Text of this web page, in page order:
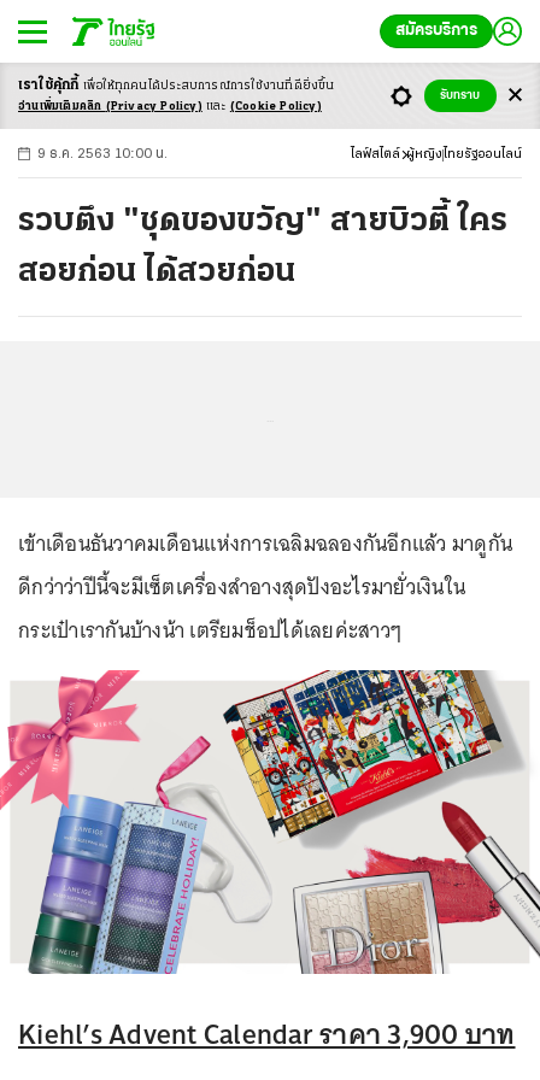
สมัครบริการ
-ก ก ก+
9 ธ.ค. 2563 10:00 น. ไลฟ์สไตล์ ผู้หญิง ไทยรัฐออนไลน์
รวบตึง "ชุดของขวัญ" สายบิวตี้ ใคร
สอยก่อน ได้สวยก่อน
เข้าเดือนธันวาคมเดือนแห่งการเฉลิมฉลองกันอีกแล้ว มาดูกัน
ดีกว่าว่าปีนี้จะมีเซ็ตเครื่องสำอางสุดปังอะไรมายั่วเงินใน
กระเป๋าเรากันบ้างน้า เตรียมช็อปได้เลยค่ะสาวๆ
Kiehl’s Advent Calendar ราคา 3,900 บาท
เราใช้คุ้กกี้ เพื่อให้ทุกคนได้ประสบการณ์การใช้งานที่ดียิ่งขึ้น
อ่านเพิ่มเติมคลิก (Privacy Policy) และ (Cookie Policy)
รับทราบ